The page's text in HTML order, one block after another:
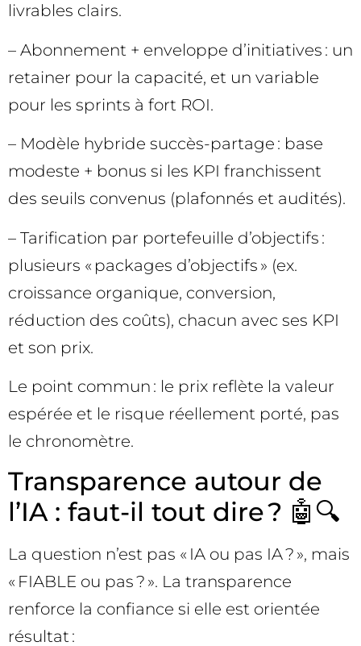
livrables clairs.
– Abonnement + enveloppe d’initiatives : un
retainer pour la capacité, et un variable
pour les sprints à fort ROI.
– Modèle hybride succès-partage : base
modeste + bonus si les KPI franchissent
des seuils convenus (plafonnés et audités).
– Tarification par portefeuille d’objectifs :
plusieurs « packages d’objectifs » (ex.
croissance organique, conversion,
réduction des coûts), chacun avec ses KPI
et son prix.
Le point commun : le prix reflète la valeur
espérée et le risque réellement porté, pas
le chronomètre.
Transparence autour de
l’IA : faut-il tout dire ? 🤖🔍
La question n’est pas « IA ou pas IA ? », mais
« FIABLE ou pas ? ». La transparence
renforce la confiance si elle est orientée
résultat :